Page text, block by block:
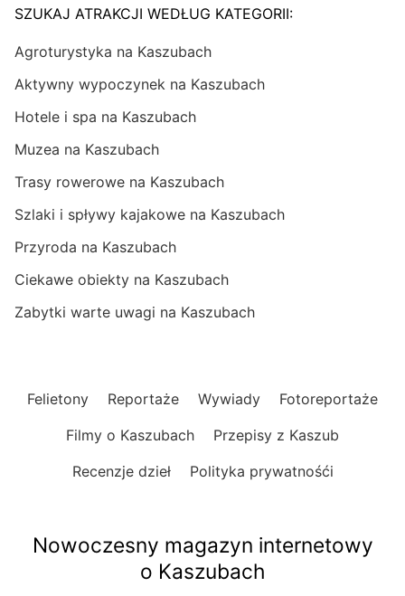
SZUKAJ ATRAKCJI WEDŁUG KATEGORII:
Agroturystyka na Kaszubach
Aktywny wypoczynek na Kaszubach
Hotele i spa na Kaszubach
Muzea na Kaszubach
Trasy rowerowe na Kaszubach
Szlaki i spływy kajakowe na Kaszubach
Przyroda na Kaszubach
Ciekawe obiekty na Kaszubach
Zabytki warte uwagi na Kaszubach
Felietony Reportaże Wywiady
Fotoreportaże
Filmy o Kaszubach
Przepisy z Kaszub
Recenzje dzieł
Polityka prywatnośći
Nowoczesny magazyn internetowy
o Kaszubach